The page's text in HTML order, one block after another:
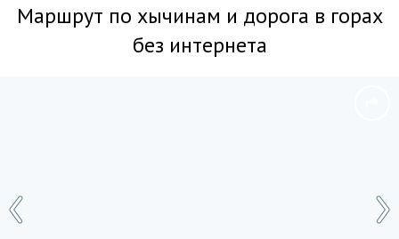
Маршрут по хычинам и дорога в горах
без интернета